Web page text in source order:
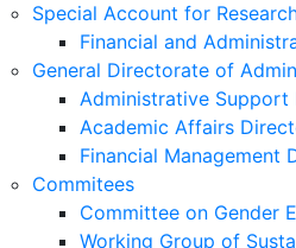
Special Account for
Financial and
General Directorate of
Administrative Support
Academic Affairs
Financial Management
Commitees
Committee on Gender
Working Group of